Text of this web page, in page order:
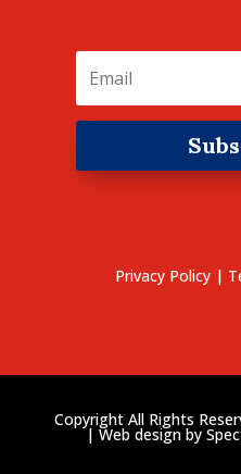
Privacy Policy |
Copyright All Rights
| Web design by